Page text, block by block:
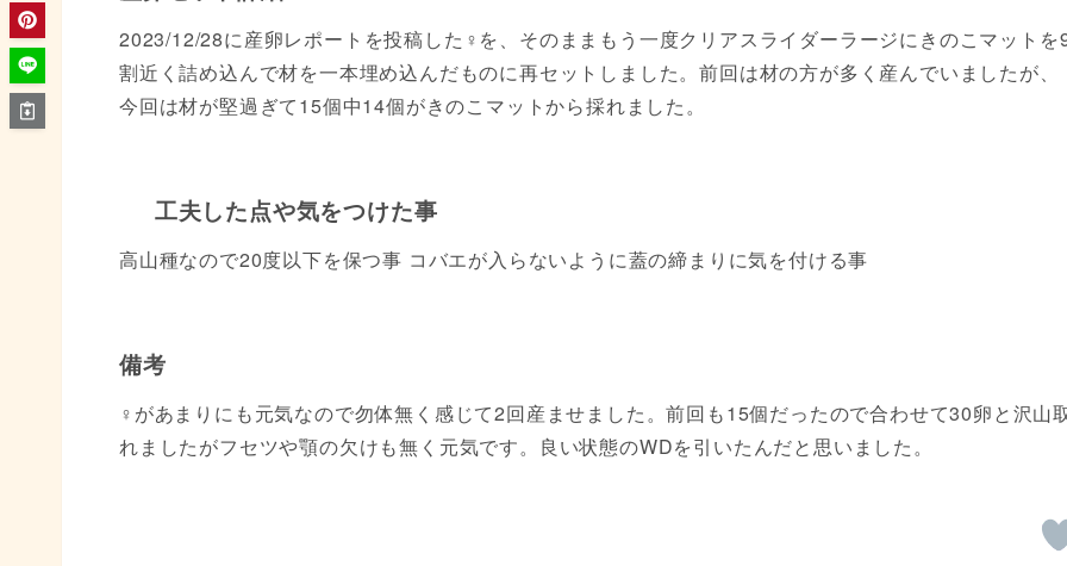
2023/12/28に産卵レポートを投稿した♀を、そのままもう一度クリアスライダーラージにきのこマットを
割近く詰め込んで材を一本埋め込んだものに再セットしました。前回は材の方が多く産んでいましたが、
今回は材が堅過ぎて15個中14個がきのこマットから採れました。
工夫した点や気をつけた事
高山種なので20度以下を保つ事 コバエが入らないように蓋の締まりに気を付ける事
備考
♀があまりにも元気なので勿体無く感じて2回産ませました。前回も15個だったので合わせて30卵と沢山
れましたがフセツや顎の欠けも無く元気です。良い状態のWDを引いたんだと思いました。